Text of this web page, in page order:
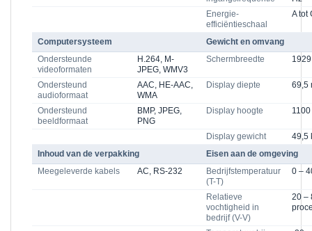
Energie-
efficiëntieschaal
A tot
Computersysteem
Gewicht en omvang
Ondersteunde
videoformaten
H.264, M-
JPEG, WMV3
Schermbreedte
Ondersteund
audioformaat
AAC, HE-AAC,
WMA
Display diepte 69,5
Ondersteund
beeldformaat
BMP, JPEG,
PNG
Display hoogte
Display gewicht
49,5
Inhoud van de verpakking
Eisen aan de omgeving
Meegeleverde kabels
AC, RS-232
Bedrijfstemperatuur
(T-T)
0 –
Relatieve
vochtigheid in
bedrijf (V-V)
20 –